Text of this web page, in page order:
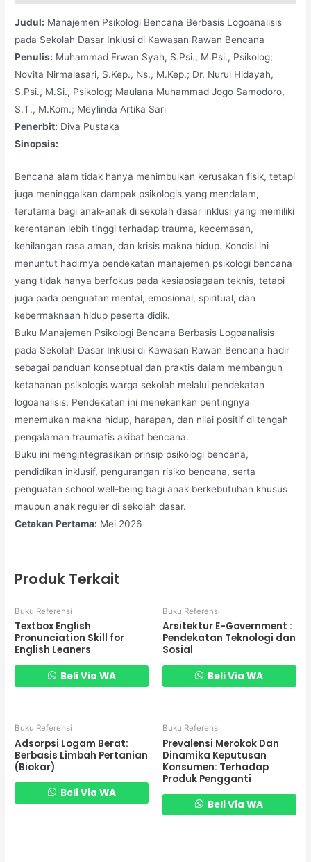
Judul: Manajemen Psikologi Bencana Berbasis Logoanalisis
pada Sekolah Dasar Inklusi di Kawasan Rawan Bencana
Penulis: Muhammad Erwan Syah, S.Psi., M.Psi., Psikolog;
Novita Nirmalasari, S.Kep., Ns., M.Kep.; Dr. Nurul Hidayah,
S.Psi., M.Si., Psikolog; Maulana Muhammad Jogo Samodoro,
S.T., M.Kom.; Meylinda Artika Sari
Penerbit: Diva Pustaka
Sinopsis:
Bencana alam tidak hanya menimbulkan kerusakan fisik, tetapi
juga meninggalkan dampak psikologis yang mendalam,
terutama bagi anak-anak di sekolah dasar inklusi yang memiliki
kerentanan lebih tinggi terhadap trauma, kecemasan,
kehilangan rasa aman, dan krisis makna hidup. Kondisi ini
menuntut hadirnya pendekatan manajemen psikologi bencana
yang tidak hanya berfokus pada kesiapsiagaan teknis, tetapi
juga pada penguatan mental, emosional, spiritual, dan
kebermaknaan hidup peserta didik.
Buku Manajemen Psikologi Bencana Berbasis Logoanalisis
pada Sekolah Dasar Inklusi di Kawasan Rawan Bencana hadir
sebagai panduan konseptual dan praktis dalam membangun
ketahanan psikologis warga sekolah melalui pendekatan
logoanalisis. Pendekatan ini menekankan pentingnya
menemukan makna hidup, harapan, dan nilai positif di tengah
pengalaman traumatis akibat bencana.
Buku ini mengintegrasikan prinsip psikologi bencana,
pendidikan inklusif, pengurangan risiko bencana, serta
penguatan school well-being bagi anak berkebutuhan khusus
maupun anak reguler di sekolah dasar.
Cetakan Pertama: Mei 2026
Produk Terkait
Buku Referensi
Textbox English
Pronunciation Skill for
English Leaners
Beli Via WA
Buku Referensi
Arsitektur E-Government :
Pendekatan Teknologi dan
Sosial
Beli Via WA
Buku Referensi
Adsorpsi Logam Berat:
Berbasis Limbah Pertanian
(Biokar)
Beli Via WA
Buku Referensi
Prevalensi Merokok Dan
Dinamika Keputusan
Konsumen: Terhadap
Produk Pengganti
Beli Via WA